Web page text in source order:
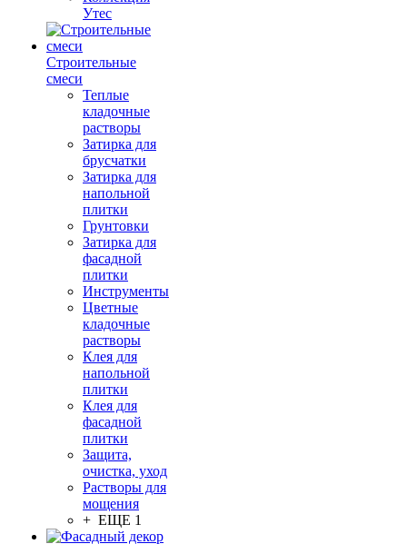
Утес
Строительные
смеси
Теплые
кладочные
растворы
Затирка для
брусчатки
Затирка для
напольной
плитки
Грунтовки
Затирка для
фасадной
плитки
Инструменты
Цветные
кладочные
растворы
Клея для
напольной
плитки
Клея для
фасадной
плитки
Защита,
очистка, уход
Растворы для
мощения
+ ЕЩЕ 1